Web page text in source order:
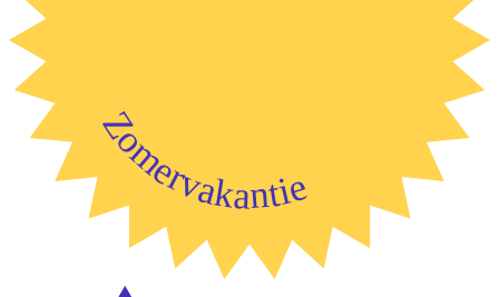
Zomervakantie